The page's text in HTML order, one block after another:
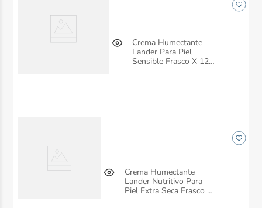
Crema Humectante
Lander Para Piel
Sensible Frasco X 120
Crema Humectante
Lander Nutritivo Para
Piel Extra Seca Frasco X